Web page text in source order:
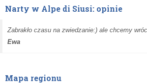
Narty w Alpe di Siusi: opinie
Zabrakło czasu na zwiedzanie:) ale chcemy
Ewa
Mapa regionu